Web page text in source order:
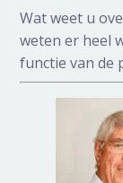
Wat weet u
weten er heel
functie van de